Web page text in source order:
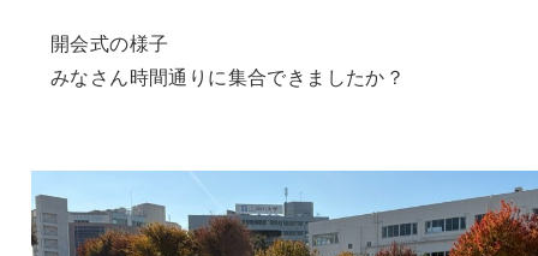
開会式の様子
みなさん時間通りに集合できましたか？